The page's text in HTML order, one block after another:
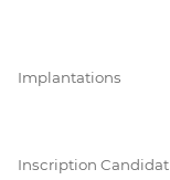
Implantations
Inscription Candidat